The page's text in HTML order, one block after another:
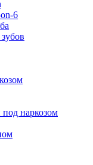
6
под наркозом